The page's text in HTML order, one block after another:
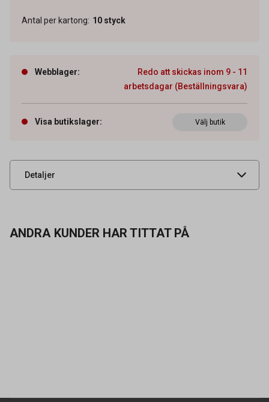
Antal per kartong: 10 styck
Webblager:
Redo att skickas inom 9 - 11
arbetsdagar (Beställningsvara)
Visa butikslager: Välj butik
Detaljer
Artikelnummer 72050006
UNSPSC 39101600
ANDRA KUNDER HAR TITTAT PÅ